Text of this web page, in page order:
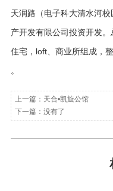
天润路（电子科大清水河
产开发有限公司投资开发
住宅，loft、商业所组成，
。
上一篇： 天合•凯旋公馆
下一篇：没有了